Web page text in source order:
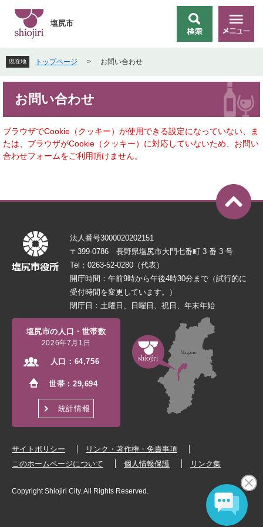
先
頭
で
を
飛
ば
本
文
へ
索
メ
ニ
塩尻市
現在地 トップページ > お問い合わせ
お問い合わせ
ブラウザでCookie（クッキー）が使用できる設定になっていない、ま
たは、ブラウザがCookie（クッキー）に対応していないため、お問い
合わせフォームをご利用頂けません。
法人番号3000020202151
〒399-0786 長野県塩尻市大門七番町 3 番 3 号
Tel：0263-52-0280（代表）
開庁時間：午前9時から午後4時30分まで（試行的に
受付時間を変更しています。）
閉庁日：土曜日、日曜日、祝日、年末年始
塩尻市の人口・世帯数
2026年7月1日
人口： 64,756
世帯：29,694
統計情報
サイトポリシー
リンク・著作権・免責事項
このホームページについて
個人情報保護 リンク集
Copyright Shiojiri City. All Rights Reserved.